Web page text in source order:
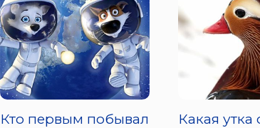
Кто первым побывал
Какая утка